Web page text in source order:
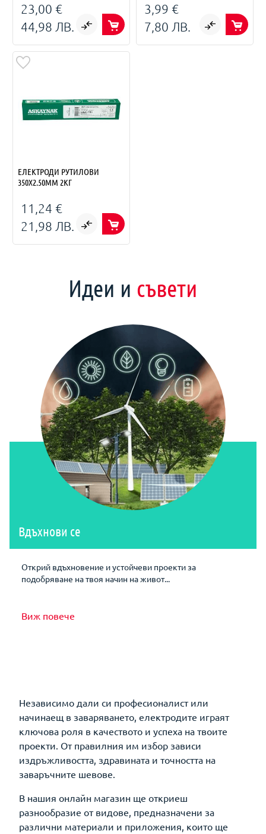
23,00 €
44,98 ЛВ.
3,99 €
7,80 ЛВ.
ЕЛЕКТРОДИ РУТИЛОВИ
350X2.50MM 2КГ
11,24 €
21,98 ЛВ.
Идеи и съвети
Вдъхнови се
Открий вдъхновение и устойчеви проекти за
подобряване на твоя начин на живот...
Виж повече
Независимо дали си професионалист или
начинаещ в заваряването, електродите играят
ключова роля в качеството и успеха на твоите
проекти. От правилния им избор зависи
издръжливостта, здравината и точността на
заваръчните шевове.
В нашия онлайн магазин ще откриеш
разнообразие от видове, предназначени за
различни материали и приложения, които ще